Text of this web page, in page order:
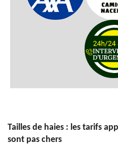
Tailles de haies : les tarifs
sont pas chers